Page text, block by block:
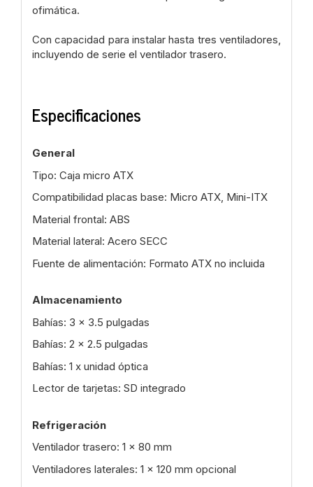
ofimática.
Con capacidad para instalar hasta tres ventiladores,
incluyendo de serie el ventilador trasero.
Especificaciones
General
Tipo: Caja micro ATX
Compatibilidad placas base: Micro ATX, Mini-ITX
Material frontal: ABS
Material lateral: Acero SECC
Fuente de alimentación: Formato ATX no incluida
Almacenamiento
Bahías: 3 x 3.5 pulgadas
Bahías: 2 x 2.5 pulgadas
Bahías: 1 x unidad óptica
Lector de tarjetas: SD integrado
Refrigeración
Ventilador trasero: 1 x 80 mm
Ventiladores laterales: 1 x 120 mm opcional